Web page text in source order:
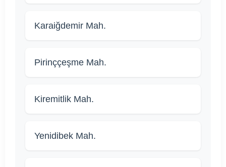
Karaiğdemir Mah.
Pirinççeşme Mah.
Kiremitlik Mah.
Yenidibek Mah.